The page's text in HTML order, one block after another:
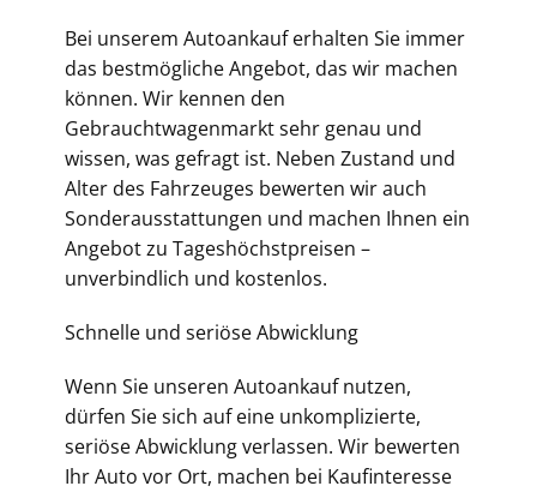
Bei unserem Autoankauf erhalten Sie immer
das bestmögliche Angebot, das wir machen
können. Wir kennen den
Gebrauchtwagenmarkt sehr genau und
wissen, was gefragt ist. Neben Zustand und
Alter des Fahrzeuges bewerten wir auch
Sonderausstattungen und machen Ihnen ein
Angebot zu Tageshöchstpreisen –
unverbindlich und kostenlos.
Schnelle und seriöse Abwicklung
Wenn Sie unseren Autoankauf nutzen,
dürfen Sie sich auf eine unkomplizierte,
seriöse Abwicklung verlassen. Wir bewerten
Ihr Auto vor Ort, machen bei Kaufinteresse